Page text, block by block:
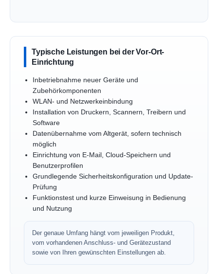
Typische Leistungen bei der Vor-Ort-
Einrichtung
Inbetriebnahme neuer Geräte und
Zubehörkomponenten
WLAN- und Netzwerkeinbindung
Installation von Druckern, Scannern, Treibern und
Software
Datenübernahme vom Altgerät, sofern technisch
möglich
Einrichtung von E-Mail, Cloud-Speichern und
Benutzerprofilen
Grundlegende Sicherheitskonfiguration und Update-
Prüfung
Funktionstest und kurze Einweisung in Bedienung
und Nutzung
Der genaue Umfang hängt vom jeweiligen Produkt,
vom vorhandenen Anschluss- und Gerätezustand
sowie von Ihren gewünschten Einstellungen ab.